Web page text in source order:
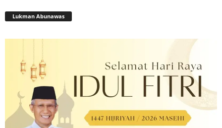
Lukman Abunawas